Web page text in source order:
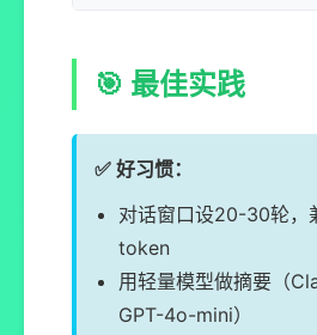
🎯 最佳实践
✅ 好习惯：
对话窗口设20-30轮，
token
用轻量模型做摘要（
GPT-4o-mini）